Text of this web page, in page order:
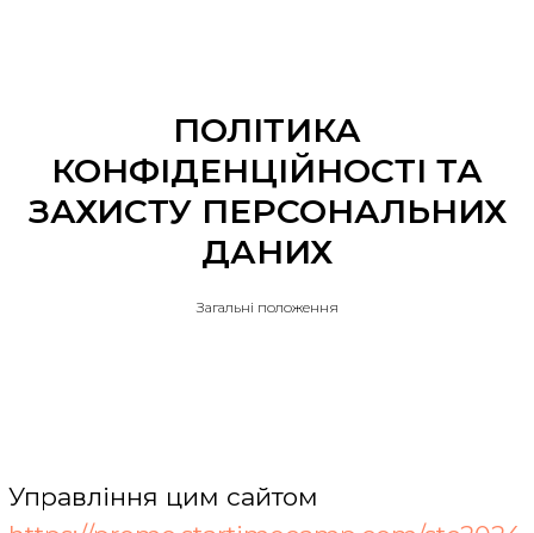
ПОЛІТИКА
КОНФІДЕНЦІЙНОСТІ ТА
ЗАХИСТУ ПЕРСОНАЛЬНИХ
ДАНИХ
Загальні положення
особою, яка зареєстрована і діє
відповідно до вимог законодавства